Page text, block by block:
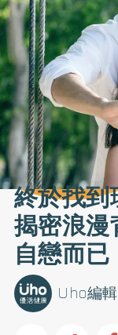
終於找
揭密浪
自戀而已
Uho編